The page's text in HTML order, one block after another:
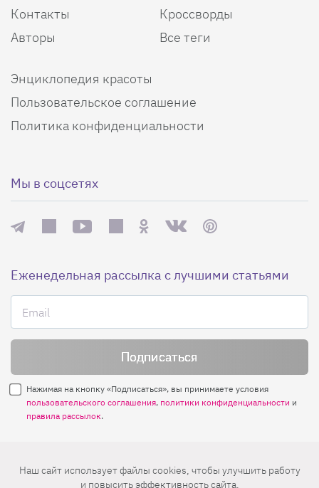
Контакты
Авторы
Кроссворды
Все теги
Энциклопедия красоты
Пользовательское соглашение
Политика конфиденциальности
Мы в соцсетях
Еженедельная рассылка с лучшими статьями
Нажимая на кнопку «Подписаться», вы принимаете условия
пользовательского соглашения, политики конфиденциальности и
правила рассылок.
Нашли ошибку? Выделите ее и нажмите
Ctrl+Enter
Наш сайт использует файлы cookies, чтобы улучшить работу
и повысить эффективность сайта.